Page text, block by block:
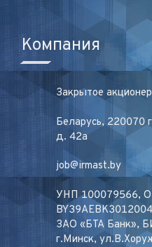
Компания
Закрытое
Беларусь, 220070
д. 42а
job@irmast.by
УНП 100079566,
ЗАО «БТА Банк»,
г.Минск,